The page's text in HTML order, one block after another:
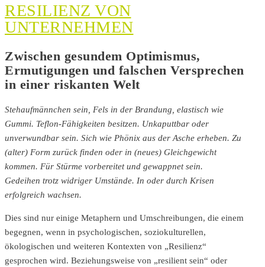
RESILIENZ VON
UNTERNEHMEN
Zwischen gesundem Optimismus,
Ermutigungen und falschen Versprechen
in einer riskanten Welt
Stehaufmännchen sein, Fels in der Brandung, elastisch wie
Gummi. Teflon-Fähigkeiten besitzen. Unkaputtbar oder
unverwundbar sein. Sich wie Phönix aus der Asche erheben. Zu
(alter) Form zurück finden oder in (neues) Gleichgewicht
kommen. Für Stürme vorbereitet und gewappnet sein.
Gedeihen trotz widriger Umstände. In oder durch Krisen
erfolgreich wachsen.
Dies sind nur einige Metaphern und Umschreibungen, die einem
begegnen, wenn in psychologischen, soziokulturellen,
ökologischen und weiteren Kontexten von „Resilienz“
gesprochen wird. Beziehungsweise von „resilient sein“ oder